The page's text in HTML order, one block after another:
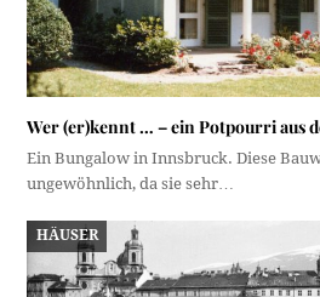
Wer (er)kennt … – ein Potpourri aus
Ein Bungalow in Innsbruck. Diese
ungewöhnlich, da sie sehr…
HÄUSER